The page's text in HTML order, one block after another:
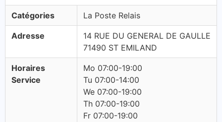
Catégories La Poste Relais
Adresse
14 RUE DU GENERAL DE GAULLE
71490 ST EMILAND
Horaires
Service
Mo 07:00-19:00
Tu 07:00-14:00
We 07:00-19:00
Th 07:00-19:00
Fr 07:00-19:00